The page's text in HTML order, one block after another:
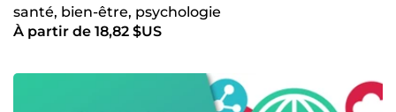
santé, bien-être, psychologie
À partir de 18,82 $US